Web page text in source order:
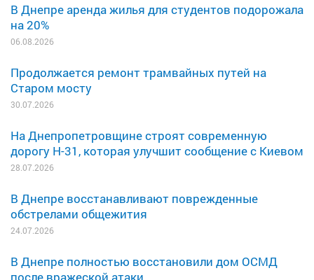
В Днепре аренда жилья для студентов подорожала
на 20%
06.08.2026
Продолжается ремонт трамвайных путей на
Старом мосту
30.07.2026
На Днепропетровщине строят современную
дорогу Н-31, которая улучшит сообщение с Киевом
28.07.2026
В Днепре восстанавливают поврежденные
обстрелами общежития
24.07.2026
В Днепре полностью восстановили дом ОСМД
после вражеской атаки